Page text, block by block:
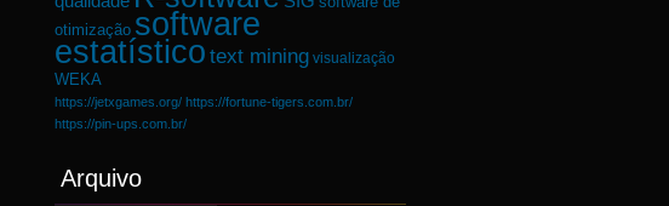
otimização software
estatístico text mining visualização
WEKA
https://jetxgames.org/ https://fortune-tigers.com.br/
https://pin-ups.com.br/
Arquivo